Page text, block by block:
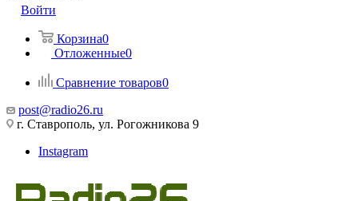
Войти
Корзина0
Отложенные0
Сравнение товаров0
post@radio26.ru
г. Ставрополь, ул. Рогожникова 9
Instagram